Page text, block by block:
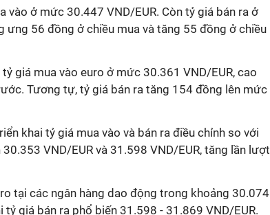
vào ở mức 30.447 VND/EUR. Còn tỷ giá bán ra ở
ưng 56 đồng ở chiều mua và tăng 55 đồng ở chiều
giá mua vào euro ở mức 30.361 VND/EUR, cao
Tương tự, tỷ giá bán ra tăng 154 đồng lên mức
khai tỷ giá mua vào và bán ra điều chỉnh so với
VND/EUR và 31.598 VND/EUR, tăng lần lượt
tại các ngân hàng dao động trong khoảng 30.074
tỷ giá bán ra phổ biến 31.598 - 31.869 VND/EUR.